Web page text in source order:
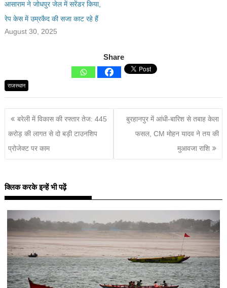
आसाराम ने जोधपुर जेल में सरेंडर किया,
रेप केस में उम्रकैद की सजा काट रहे हैं
August 30, 2025
Share
राजस्थान
बरेली में विकास की रफ्तार तेज: 445
करोड़ की लागत से दो बड़ी टाउनशिप
प्रोजेक्ट पर काम
बुरहानपुर में आंधी-बारिश से तबाह केला
फसल, CM मोहन यादव ने तय की
मुआवजा राशि
क्लिक करके इन्हें भी पढ़ें